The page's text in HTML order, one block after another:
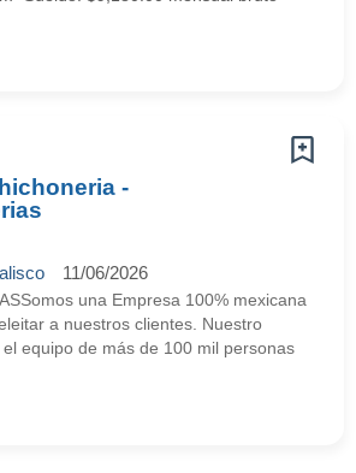
-
11/06/2026
una Empresa 100% mexicana
a nuestros clientes. Nuestro
equipo de más de 100 mil personas